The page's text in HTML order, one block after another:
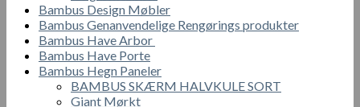
Bambus Design Møbler
Bambus Genanvendelige Rengørings produkter
Bambus Have Arbor
Bambus Have Porte
Bambus Hegn Paneler
BAMBUS SKÆRM HALVKULE SORT
Giant Mørkt